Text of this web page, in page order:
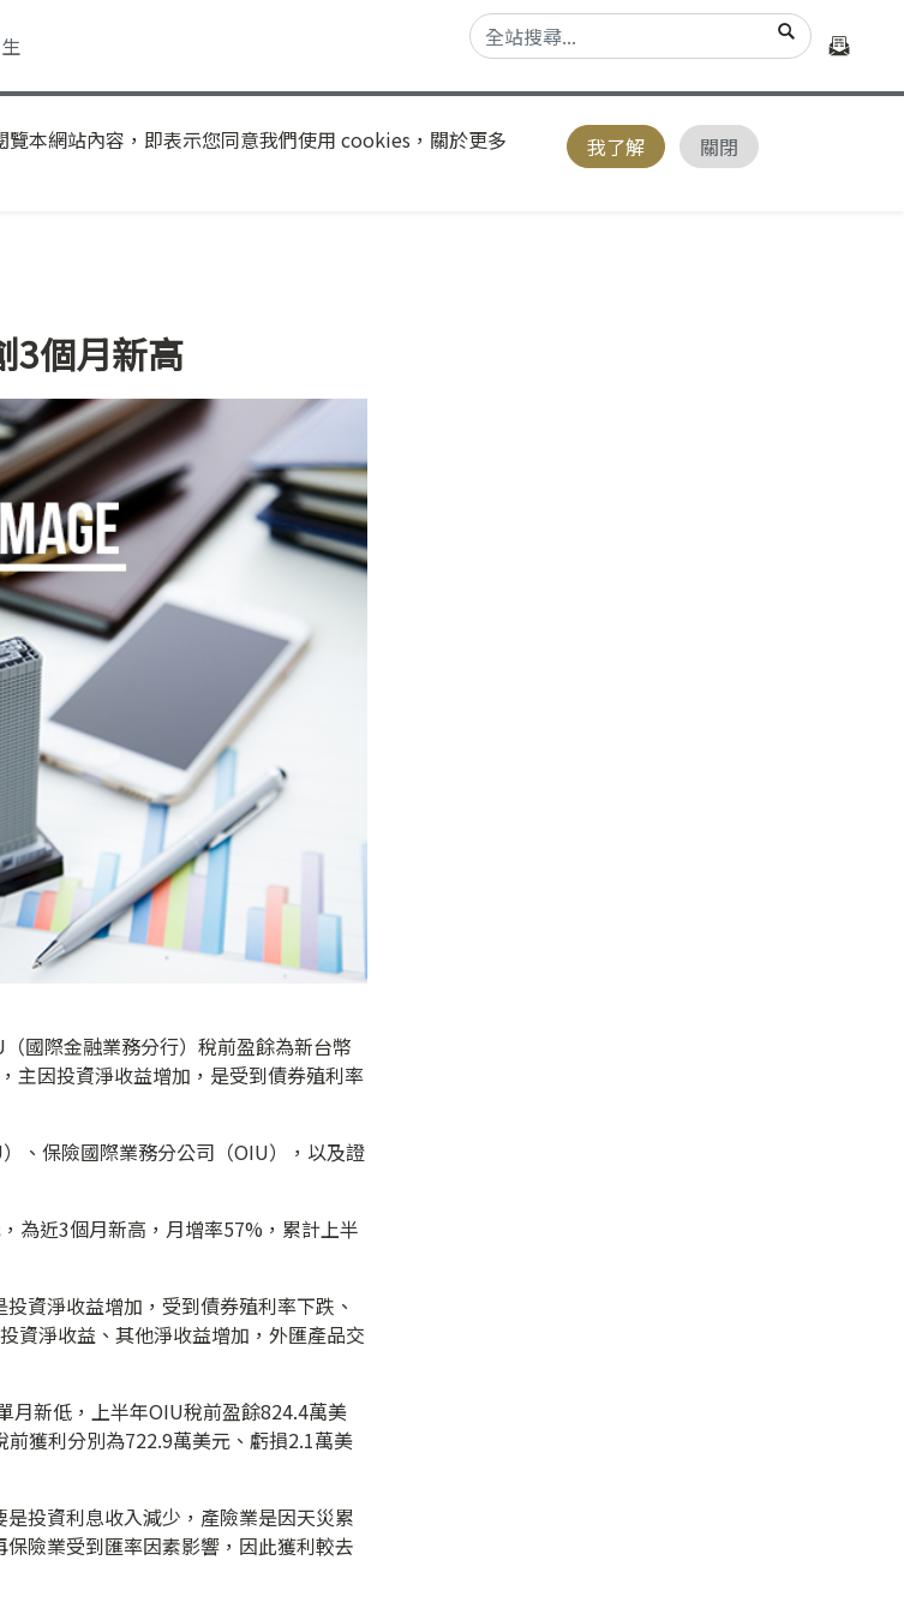
本網站內容，即表示您同意我們使用 cookies，關於更多
我了解 關閉
個月新高
國際金融業務分行）稅前盈餘為新台幣
主因投資淨收益增加，是受到債券殖利率
、保險國際業務分公司（OIU），以及證
為近3個月新高，月增率57%，累計上半
資淨收益增加，受到債券殖利率下跌、
資淨收益、其他淨收益增加，外匯產品交
月新低，上半年OIU稅前盈餘824.4萬美
獲利分別為722.9萬美元、虧損2.1萬美
投資利息收入減少，產險業是因天災累
險業受到匯率因素影響，因此獲利較去